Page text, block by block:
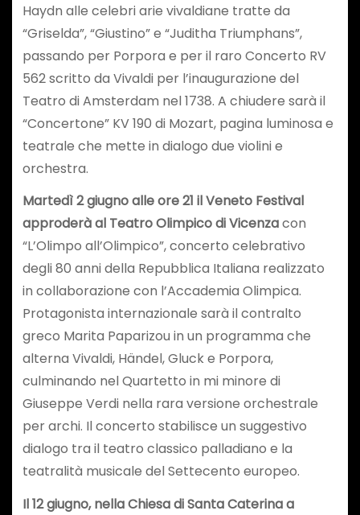
Haydn alle celebri arie vivaldiane tratte da
“Griselda”, “Giustino” e “Juditha Triumphans”,
passando per Porpora e per il raro Concerto RV
562 scritto da Vivaldi per l’inaugurazione del
Teatro di Amsterdam nel 1738. A chiudere sarà il
“Concertone” KV 190 di Mozart, pagina luminosa e
teatrale che mette in dialogo due violini e
orchestra.
Martedì 2 giugno alle ore 21 il Veneto Festival
approderà al Teatro Olimpico di Vicenzacon
“L’Olimpo all’Olimpico”, concerto celebrativo
degli 80 anni della Repubblica Italiana realizzato
in collaborazione con l’Accademia Olimpica.
Protagonista internazionale sarà il contralto
greco Marita Paparizou in un programma che
alterna Vivaldi, Händel, Gluck e Porpora,
culminando nel Quartetto in mi minore di
Giuseppe Verdi nella rara versione orchestrale
per archi. Il concerto stabilisce un suggestivo
dialogo tra il teatro classico palladiano e la
teatralità musicale del Settecento europeo.
Il 12 giugno, nella Chiesa di Santa Caterina a